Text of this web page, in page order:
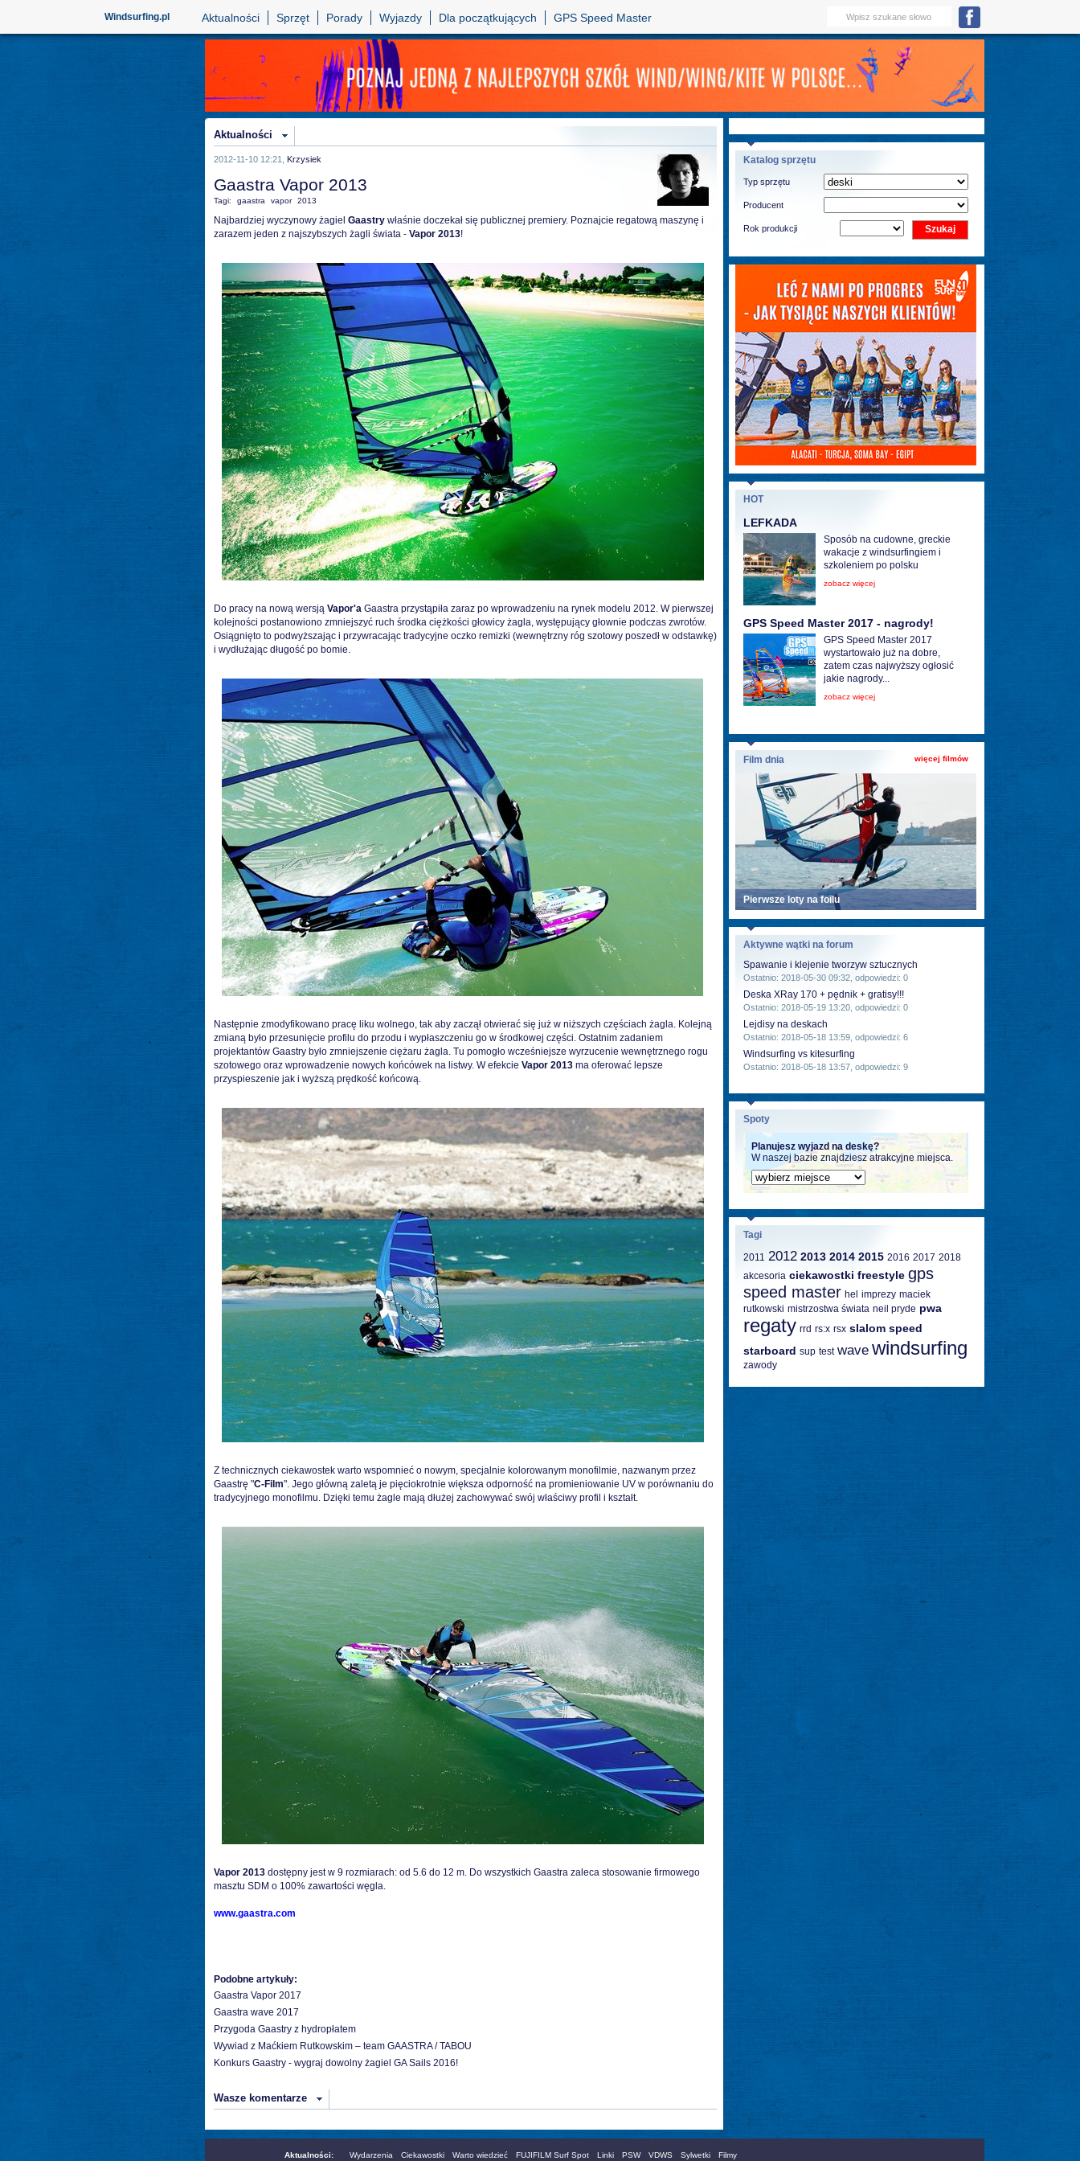
Windsurfing.pl Aktualności Sprzęt Porady Wyjazdy Dla początkujących GPS Speed Master
Aktualności
2012-11-10 12:21, Krzysiek
Gaastra Vapor 2013
Tagi: gaastra vapor 2013
Najbardziej wyczynowy żagiel Gaastrywłaśnie doczekał się publicznej premiery. Poznajcie regatową maszynę i
zarazem jeden z najszybszych żagli świata - Vapor 2013!
Do pracy na nową wersją Vapor'aGaastra przystąpiła zaraz po wprowadzeniu na rynek modelu 2012. W pierwszej
kolejności postanowiono zmniejszyć ruch środka ciężkości głowicy żagla, występujący głownie podczas zwrotów.
Osiągnięto to podwyższając i przywracając tradycyjne oczko remizki (wewnętrzny róg szotowy poszedł w odstawkę)
i wydłużając długość po bomie.
Następnie zmodyfikowano pracę liku wolnego, tak aby zaczął otwierać się już w niższych częściach żagla. Kolejną
zmianą było przesunięcie profilu do przodu i wypłaszczeniu go w środkowej części. Ostatnim zadaniem
projektantów Gaastry było zmniejszenie ciężaru żagla. Tu pomogło wcześniejsze wyrzucenie wewnętrznego rogu
szotowego oraz wprowadzenie nowych końcówek na listwy. W efekcie Vapor 2013ma oferować lepsze
przyspieszenie jak i wyższą prędkość końcową.
Z technicznych ciekawostek warto wspomnieć o nowym, specjalnie kolorowanym monofilmie, nazwanym przez
Gaastrę "C-Film". Jego główną zaletą je pięciokrotnie większa odporność na promieniowanie UV w porównaniu do
tradycyjnego monofilmu. Dzięki temu żagle mają dłużej zachowywać swój właściwy profil i kształt.
Vapor 2013dostępny jest w 9 rozmiarach: od 5.6 do 12 m. Do wszystkich Gaastra zaleca stosowanie firmowego
masztu SDM o 100% zawartości węgla.
www.gaastra.com
Podobne artykuły:
Gaastra Vapor 2017
Gaastra wave 2017
Przygoda Gaastry z hydropłatem
Wywiad z Maćkiem Rutkowskim – team GAASTRA / TABOU
Konkurs Gaastry - wygraj dowolny żagiel GA Sails 2016!
Wasze komentarze
Katalog sprzętu
Typ sprzętu
Producent
Rok produkcji
HOT
LEFKADA
Sposób na cudowne, greckie
wakacje z windsurfingiem i
szkoleniem po polsku
zobacz więcej
GPS Speed Master 2017 - nagrody!
GPS Speed Master 2017
wystartowało już na dobre,
zatem czas najwyższy ogłosić
jakie nagrody...
zobacz więcej
więcej filmów
Film dnia
Pierwsze loty na foilu
Aktywne wątki na forum
Spawanie i klejenie tworzyw sztucznych
Ostatnio: 2018-05-30 09:32, odpowiedzi: 0
Deska XRay 170 + pędnik + gratisy!!!
Ostatnio: 2018-05-19 13:20, odpowiedzi: 0
Lejdisy na deskach
Ostatnio: 2018-05-18 13:59, odpowiedzi: 6
Windsurfing vs kitesurfing
Ostatnio: 2018-05-18 13:57, odpowiedzi: 9
Spoty
Planujesz wyjazd na deskę?
W naszej bazie znajdziesz atrakcyjne miejsca.
Tagi
2011 2012 2013 2014 2015 2016 2017 2018
akcesoria ciekawostki freestyle gps
speed master hel imprezy maciek
rutkowski mistrzostwa świata neil pryde pwa
regaty rrd rs:x rsx slalom speed
starboard sup test wave windsurfing
zawody
Aktualności: Wydarzenia Ciekawostki Warto wiedzieć FUJIFILM Surf Spot Linki PSW VDWS Sylwetki Filmy